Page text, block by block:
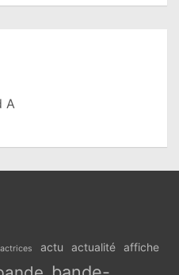
A
actrices actu actualité affiche